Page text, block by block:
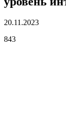
20.11.2023
843